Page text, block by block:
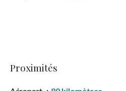
Proximités